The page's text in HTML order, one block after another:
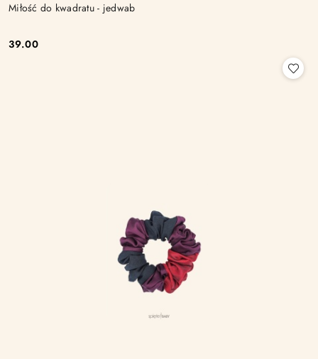
Miłość do kwadratu - jedwab
Cena:
39.00